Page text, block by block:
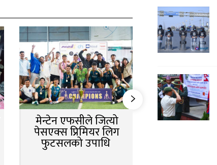
मेन्टेन एफसीले जित्यो
पेसएक्स प्रिमियर लिग
फुटसलको उपाधि